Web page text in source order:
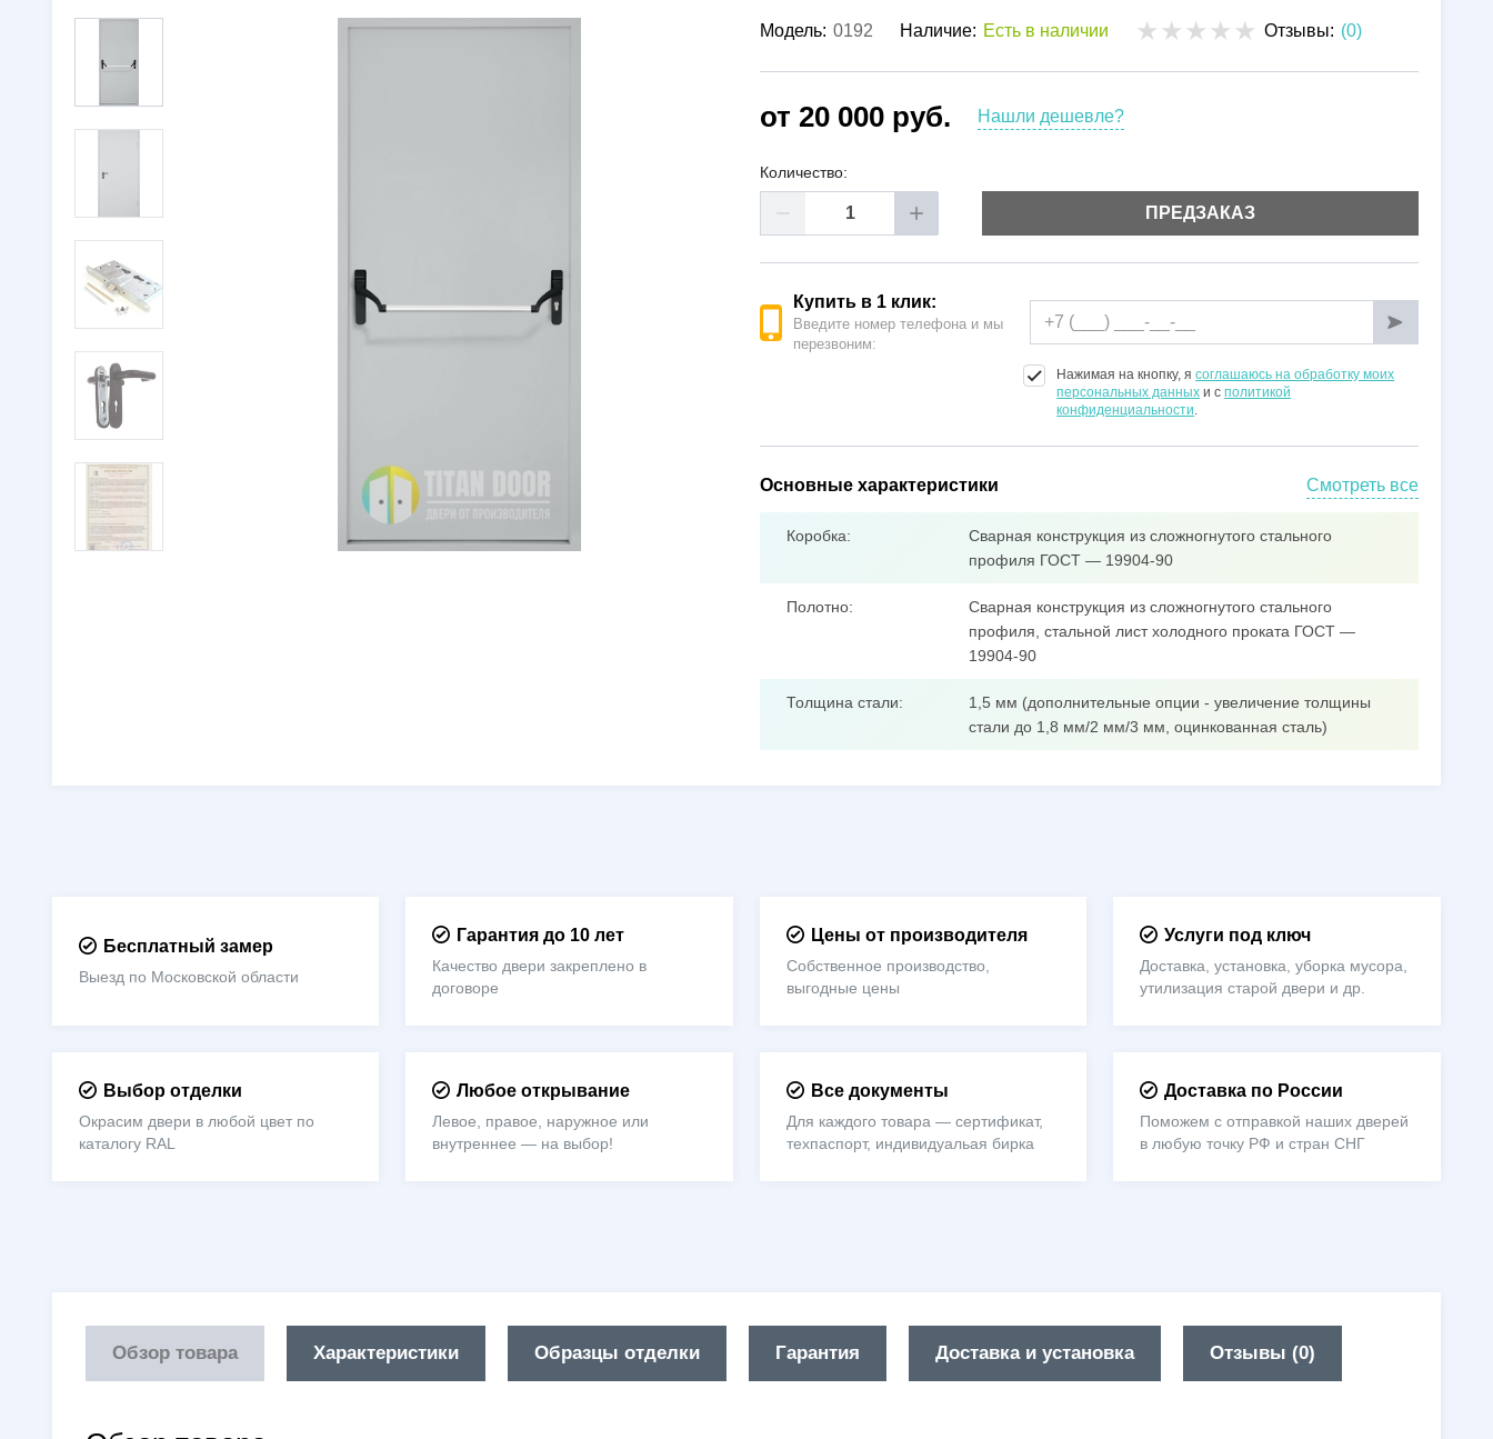
(116)
Двери со стеклом
Тамбурные двери
Установка
Модель: 0192 Наличие: Есть в наличии Отзывы: (0)
от 20 000 руб. Нашли дешевле?
Количество:
ПРЕДЗАКАЗ
Купить в 1 клик:
Введите номер телефона и мы
перезвоним:
Нажимая на кнопку, ясоглашаюсь на обработку моих
персональных данных и сполитикой
конфиденциальности.
Основные характеристики Смотреть все
Коробка:
Сварная конструкция из сложногнутого стального
профиля ГОСТ — 19904-90
Полотно:
Сварная конструкция из сложногнутого стального
профиля, стальной лист холодного проката ГОСТ —
19904-90
Толщина стали:
1,5 мм (дополнительные опции - увеличение толщины
стали до 1,8 мм/2 мм/3 мм, оцинкованная сталь)
Бесплатный замер
Выезд по Московской области
Гарантия до 10 лет
Качество двери закреплено в
договоре
Цены от производителя
Собственное производство,
выгодные цены
Услуги под ключ
Доставка, установка, уборка мусора,
утилизация старой двери и др.
Выбор отделки
Окрасим двери в любой цвет по
каталогу RAL
Любое открывание
Левое, правое, наружное или
внутреннее — на выбор!
Все документы
Для каждого товара — сертификат,
техпаспорт, индивидуальая бирка
Доставка по России
Поможем с отправкой наших дверей
в любую точку РФ и стран СНГ
Обзор товара Характеристики Образцы отделки Гарантия Доставка и установка Отзывы (0)